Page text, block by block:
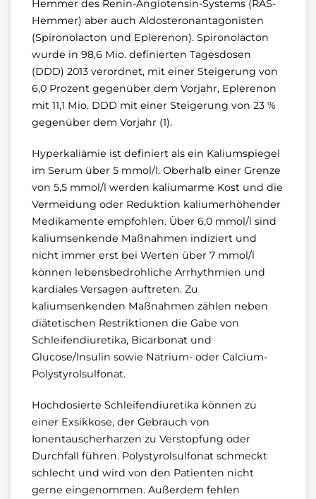
Hemmer des Renin-Angiotensin-Systems (RAS-
Hemmer) aber auch Aldosteronantagonisten
(Spironolacton und Eplerenon). Spironolacton
wurde in 98,6 Mio. definierten Tagesdosen
(DDD) 2013 verordnet, mit einer Steigerung von
6,0 Prozent gegenüber dem Vorjahr, Eplerenon
mit 11,1 Mio. DDD mit einer Steigerung von 23 %
gegenüber dem Vorjahr (1).
Hyperkaliämie ist definiert als ein Kaliumspiegel
im Serum über 5 mmol/l. Oberhalb einer Grenze
von 5,5 mmol/l werden kaliumarme Kost und die
Vermeidung oder Reduktion kaliumerhöhender
Medikamente empfohlen. Über 6,0 mmol/l sind
kaliumsenkende Maßnahmen indiziert und
nicht immer erst bei Werten über 7 mmol/l
können lebensbedrohliche Arrhythmien und
kardiales Versagen auftreten. Zu
kaliumsenkenden Maßnahmen zählen neben
diätetischen Restriktionen die Gabe von
Schleifendiuretika, Bicarbonat und
Glucose/Insulin sowie Natrium- oder Calcium-
Polystyrolsulfonat.
Hochdosierte Schleifendiuretika können zu
einer Exsikkose, der Gebrauch von
Ionentauscherharzen zu Verstopfung oder
Durchfall führen. Polystyrolsulfonat schmeckt
schlecht und wird von den Patienten nicht
gerne eingenommen. Außerdem fehlen